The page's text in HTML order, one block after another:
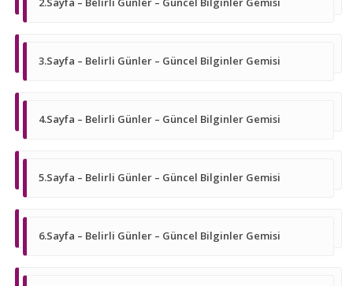
3.Sayfa – Belirli Günler – Güncel Bilginler Gemisi
4.Sayfa – Belirli Günler – Güncel Bilginler Gemisi
5.Sayfa – Belirli Günler – Güncel Bilginler Gemisi
6.Sayfa – Belirli Günler – Güncel Bilginler Gemisi